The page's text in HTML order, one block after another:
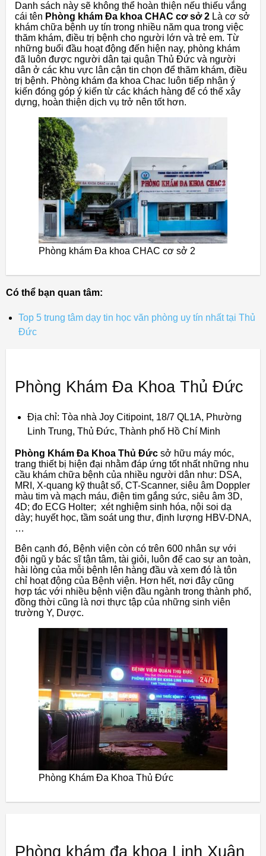
Danh sách này sẽ không thể hoàn thiện nếu thiếu vắng
cái tên Phòng khám Đa khoa CHAC cơ sở 2 Là cơ sở
khám chữa bệnh uy tín trong nhiều năm qua trong việc
thăm khám, điều trị bệnh cho người lớn và trẻ em. Từ
những buổi đầu hoạt động đến hiện nay, phòng khám
đã luôn được người dân tại quận Thủ Đức và người
dân ở các khu vực lân cận tin chọn để thăm khám, điều
trị bệnh. Phòng khám đa khoa Chac luôn tiếp nhận ý
kiến đóng góp ý kiến từ các khách hàng để có thể xây
dựng, hoàn thiện dịch vụ trở nên tốt hơn.
Phòng khám Đa khoa CHAC cơ sở 2
Có thể bạn quan tâm:
Top 5 trung tâm dạy tin học văn phòng uy tín nhất tại Thủ
Đức
Phòng Khám Đa Khoa Thủ Đức
Địa chỉ: Tòa nhà Joy Citipoint, 18/7 QL1A, Phường
Linh Trung, Thủ Đức, Thành phố Hồ Chí Minh
Phòng Khám Đa Khoa Thủ Đức sở hữu máy móc,
trang thiết bị hiện đại nhằm đáp ứng tốt nhất những nhu
cầu khám chữa bệnh của nhiều người dân như: DSA,
MRI, X-quang kỹ thuật số, CT-Scanner, siêu âm Doppler
màu tim và mạch máu, điện tim gắng sức, siêu âm 3D,
4D; đo ECG Holter; xét nghiệm sinh hóa, nội soi dạ
dày; huyết học, tầm soát ung thư, định lượng HBV-DNA,
…
Bên cạnh đó, Bệnh viện còn có trên 600 nhân sự với
đội ngũ y bác sĩ tận tâm, tài giỏi, luôn để cao sự an toàn,
hài lòng của mỗi bệnh lên hàng đầu và xem đó là tôn
chỉ hoạt động của Bệnh viện. Hơn hết, nơi đây cũng
hợp tác với nhiều bệnh viện đầu ngành trong thành phố,
đồng thời cũng là nơi thực tập của những sinh viên
trường Y, Dược.
Phòng Khám Đa Khoa Thủ Đức
Phòng khám đa khoa Linh Xuân